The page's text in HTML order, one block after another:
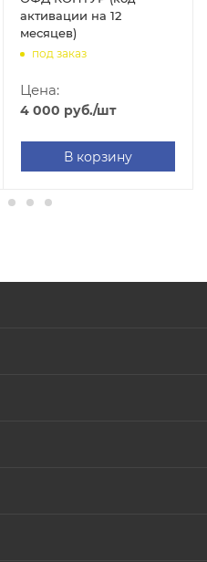
активации на 12
месяцев)
под заказ
Цена:
4 000 руб./шт
В корзину